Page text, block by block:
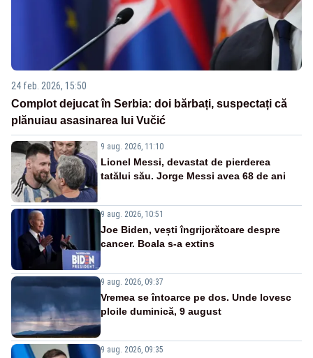
24 feb. 2026, 15:50
Complot dejucat în Serbia: doi bărbați, suspectați că
plănuiau asasinarea lui Vučić
9 aug. 2026, 11:10
Lionel Messi, devastat de pierderea
tatălui său. Jorge Messi avea 68 de ani
9 aug. 2026, 10:51
Joe Biden, vești îngrijorătoare despre
cancer. Boala s-a extins
9 aug. 2026, 09:37
Vremea se întoarce pe dos. Unde lovesc
ploile duminică, 9 august
9 aug. 2026, 09:35